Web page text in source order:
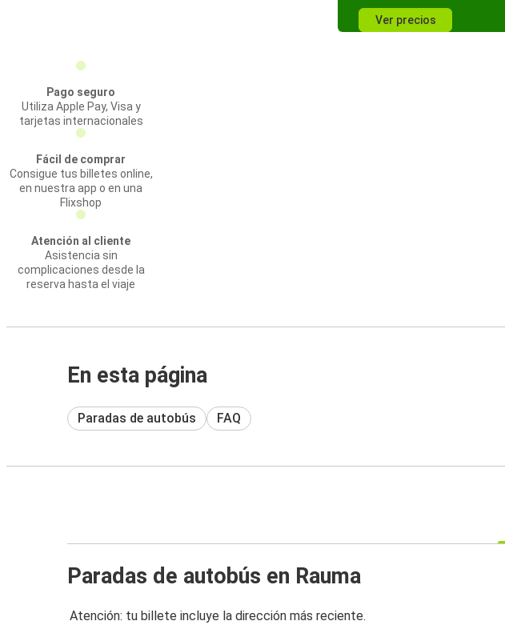
Ver precios
Pago seguro
Utiliza Apple Pay, Visa y
tarjetas internacionales
Fácil de comprar
Consigue tus billetes online,
en nuestra app o en una
Flixshop
Atención al cliente
Asistencia sin
complicaciones desde la
reserva hasta el viaje
En esta página
Paradas de autobús FAQ
Paradas de autobús en Rauma
Atención: tu billete incluye la dirección más reciente.